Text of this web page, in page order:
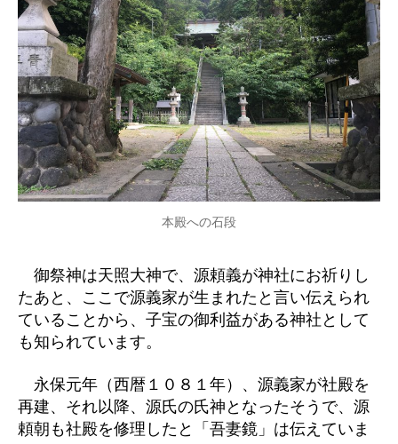
本殿への石段
御祭神は天照大神で、源頼義が神社にお祈りし
たあと、ここで源義家が生まれたと言い伝えられ
ていることから、子宝の御利益がある神社として
も知られています。
永保元年（西暦１０８１年）、源義家が社殿を
再建、それ以降、源氏の氏神となったそうで、源
頼朝も社殿を修理したと「吾妻鏡」は伝えていま